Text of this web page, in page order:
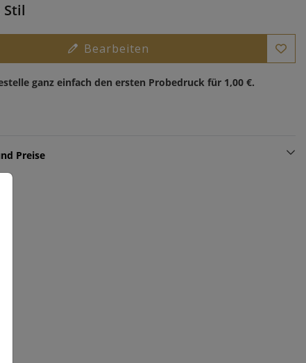
Stil
Bearbeiten
ganz einfach den ersten Probedruck für 1,00 €.
Preise